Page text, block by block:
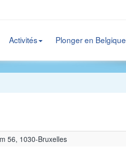
Activités Plonger en Belgique
56, 1030-Bruxelles